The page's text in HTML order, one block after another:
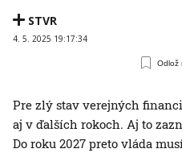
STVR
4. 5. 2025 19:17:34
Odlož
Pre zlý stav verejných
aj v ďalších rokoch. Aj to
Do roku 2027 preto vláda